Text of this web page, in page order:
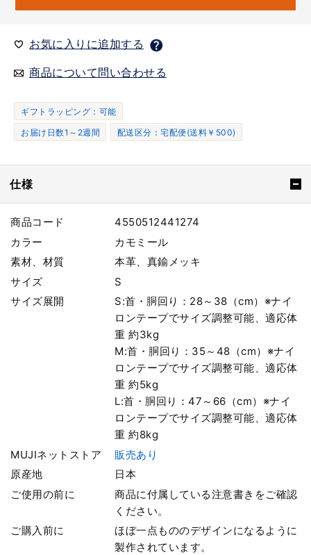
お気に入りに追加する
商品について問い合わせる
ギフトラッピング：可能
お届け日数1～2週間
配送区分：宅配便(送料￥500)
仕様
商品コード
4550512441274
カラー
カモミール
素材、材質
本革、真鍮メッキ
サイズ
S
サイズ展開
S:首・胴回り：28～38（cm）※ナイ
ロンテープでサイズ調整可能、適応体
重 約3kg
M:首・胴回り：35～48（cm）※ナイ
ロンテープでサイズ調整可能、適応体
重 約5kg
L:首・胴回り：47～66（cm）※ナイ
ロンテープでサイズ調整可能、適応体
重 約8kg
MUJIネットストア
販売あり
原産地
日本
ご使用の前に
商品に付属している注意書きをご確認
ください。
ご購入前に
ほぼ一点もののデザインになるように
製作されています。